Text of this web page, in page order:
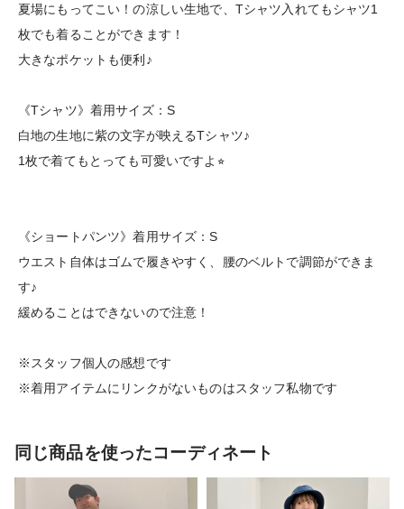
夏場にもってこい！の涼しい生地で、Tシャツ入れてもシャツ1
枚でも着ることができます！
大きなポケットも便利♪
《Tシャツ》着用サイズ：S
白地の生地に紫の文字が映えるTシャツ♪
1枚で着てもとっても可愛いですよ⭐︎
《ショートパンツ》着用サイズ：S
ウエスト自体はゴムで履きやすく、腰のベルトで調節ができま
す♪
緩めることはできないので注意！
※スタッフ個人の感想です
※着用アイテムにリンクがないものはスタッフ私物です
同じ商品を使ったコーディネート